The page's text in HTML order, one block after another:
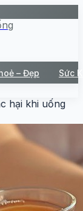
– Đẹp Sức
hại khi uống